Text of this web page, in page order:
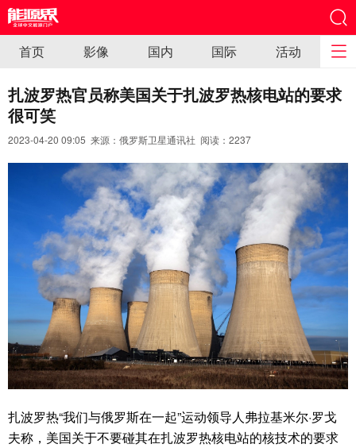
首页 影像 国内 国际 活动
扎波罗热官员称美国关于扎波罗热核电站的要求
很可笑
2023-04-20 09:05 来源：俄罗斯卫星通讯社 阅读： 2237
扎波罗热“我们与俄罗斯在一起”运动领导人弗拉基米尔·罗戈
夫称，美国关于不要碰其在扎波罗热核电站的核技术的要求